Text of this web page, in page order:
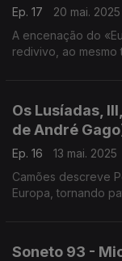
Ep. 17
20 mai. 2025
A encenação do
redivivo, ao
Os Lusíadas,
de André
Ep. 16
13 mai. 2025
Camões descreve
Europa, tornando
Soneto 93 -